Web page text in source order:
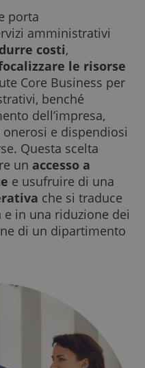
porta
amministrativi
costi,
le risorse
Core Business per
benché
dell’impresa,
e dispendiosi
Questa scelta
un accesso a
e usufruire di una
che si traduce
in una riduzione dei
di un dipartimento